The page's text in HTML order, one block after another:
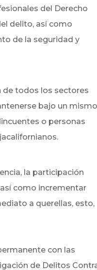
del Derecho
delito, así como
de la seguridad y
de todos los sectores
bajo un mismo
o personas
la participación
como incrementar
a querellas, esto,
con las
de Delitos